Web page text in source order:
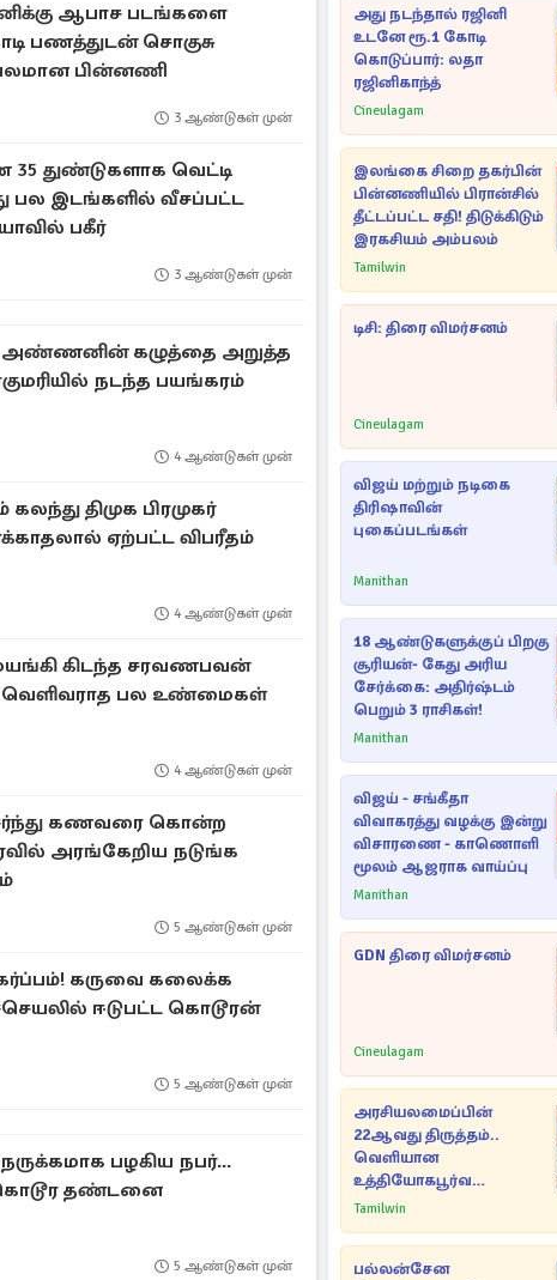
ஆபாச படங்களை
பணத்துடன் சொகுசு
பின்னணி
3 ஆண்டுகள் முன்
துண்டுகளாக வெட்டி
பல இடங்களில் வீசப்பட்ட
பகீர்
3 ஆண்டுகள் முன்
அண்ணனின் கழுத்தை அறுத்த
நடந்த பயங்கரம்
4 ஆண்டுகள் முன்
திமுக பிரமுகர்
ஏற்பட்ட விபரீதம்
4 ஆண்டுகள் முன்
கிடந்த சரவணபவன்
பல உண்மைகள்
4 ஆண்டுகள் முன்
கணவரை கொன்ற
அரங்கேறிய நடுங்க
5 ஆண்டுகள் முன்
கர்ப்பம்! கருவை கலைக்க
ஈடுபட்ட கொடூரன்
5 ஆண்டுகள் முன்
பழகிய நபர்...
தண்டனை
5 ஆண்டுகள் முன்
அது நடந்தால் ரஜினி
உடனே ரூ.1 கோடி
கொடுப்பார்: லதா
ரஜினிகாந்த்
Cineulagam
இலங்கை சிறை தகர்பின்
பின்னணியில் பிரான்சில்
தீட்டப்பட்ட சதி! திடுக்கிடும்
இரகசியம் அம்பலம்
Tamilwin
டிசி: திரை விமர்சனம்
Cineulagam
விஜய் மற்றும் நடிகை
திரிஷாவின்
புகைப்படங்கள்
Manithan
18 ஆண்டுகளுக்குப் பிறகு
சூரியன்- கேது அரிய
சேர்க்கை: அதிர்ஷ்டம்
பெறும் 3 ராசிகள்!
Manithan
விஜய் - சங்கீதா
விவாகரத்து வழக்கு இன்று
விசாரணை - காணொளி
மூலம் ஆஜராக வாய்ப்பு
Manithan
GDN திரை விமர்சனம்
Cineulagam
அரசியலமைப்பின்
22ஆவது திருத்தம்..
வெளியான
உத்தியோகபூர்வ
அறிவிப்பு!
Tamilwin
பல்லன்சேன